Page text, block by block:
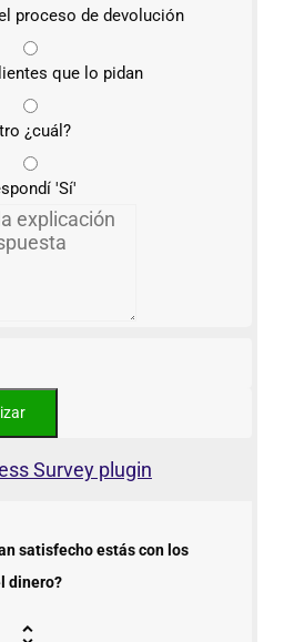
proceso de devolución
que lo pidan
¿cuál?
'Sí'
Survey plugin
satisfecho estás con los
dinero?